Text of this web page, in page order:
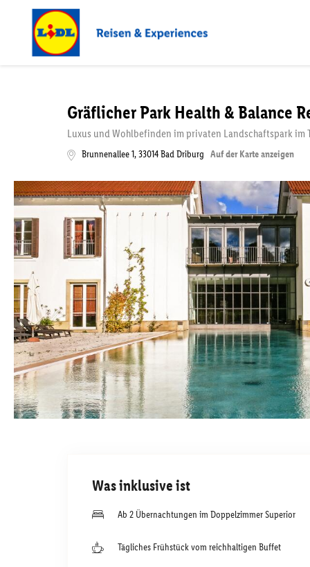
Gräflicher Park Health & Balance
Luxus und Wohlbefinden im privaten Landschaftspark im
Brunnenallee 1,33014Bad Driburg Auf der Karte anzeigen
Was inklusive ist
Ab 2 Übernachtungen im Doppelzimmer Superior
Tägliches Frühstück vom reichhaltigen Buffet